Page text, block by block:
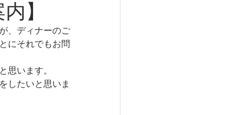
】
、ディナーのご
にそれでもお問
思います。
したいと思いま